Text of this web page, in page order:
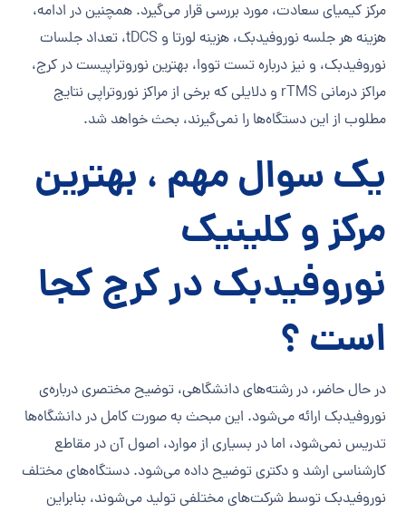
مرکز کیمیای سعادت، مورد بررسی قرار می‌گیرد. همچنین در ادامه،
هزینه هر جلسه نوروفیدبک، هزینه لورتا و tDCS، تعداد جلسات
نوروفیدبک، و نیز درباره تست تووا، بهترین نوروتراپیست در کرج،
مراکز درمانی rTMS و دلایلی که برخی از مراکز نوروتراپی نتایج
مطلوب از این دستگاه‌ها را نمی‌گیرند، بحث خواهد شد.
یک سوال مهم ، بهترین
مرکز و کلینیک
نوروفیدبک در کرج کجا
است ؟
در حال حاضر، در رشته‌های دانشگاهی، توضیح مختصری درباره‌ی
نوروفیدبک ارائه می‌شود. این مبحث به صورت کامل در دانشگاه‌ها
تدریس نمی‌شود، اما در بسیاری از موارد، اصول آن در مقاطع
کارشناسی ارشد و دکتری توضیح داده می‌شود. دستگاه‌های مختلف
نوروفیدبک توسط شرکت‌های مختلفی تولید می‌شوند، بنابراین